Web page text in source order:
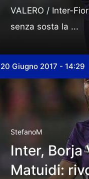
VALERO / Inter-
senza sosta la ...
20 Giugno 2017 - 14:29
StefanoM
Inter, Borja
Matuidi: